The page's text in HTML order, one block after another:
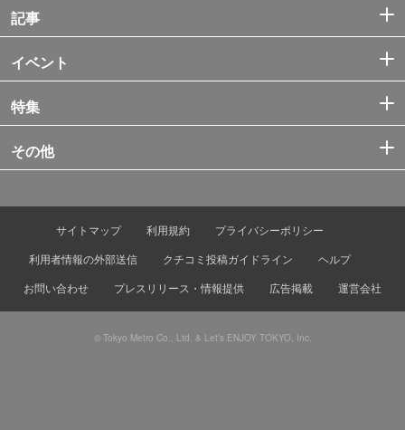
記事
イベント
特集
その他
サイトマップ 利用規約
プライバシーポリシー
利用者情報の外部送信
クチコミ投稿ガイドライン
ヘルプ
お問い合わせ
プレスリリース・情報提供 広告掲載 運営会社
© Tokyo Metro Co., Ltd. & Let’s ENJOY TOKYO, Inc.